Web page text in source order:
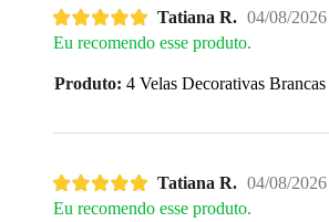
Tatiana R. 04/08/2026
Eu recomendo esse produto.
Produto: 4 Velas Decorativas Brancas
Tatiana R. 04/08/2026
Eu recomendo esse produto.